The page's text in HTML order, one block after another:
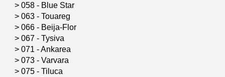
> 058 - Blue Star
> 063 - Touareg
> 066 - Beija-Flor
> 067 - Tysiva
> 071 - Ankarea
> 073 - Varvara
> 075 - Tiluca